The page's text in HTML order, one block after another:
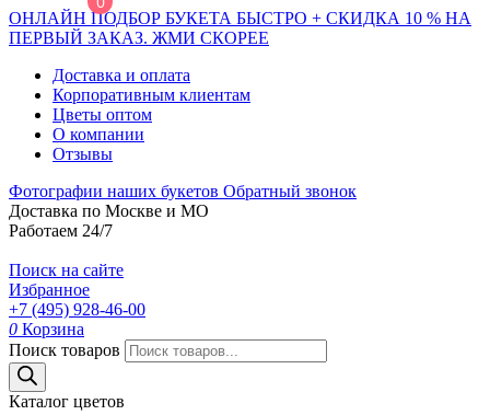
ОНЛАЙН ПОДБОР БУКЕТА БЫСТРО + СКИДКА 10 % НА
ПЕРВЫЙ ЗАКАЗ. ЖМИ СКОРЕЕ
Доставка и оплата
Корпоративным клиентам
Цветы оптом
О компании
Отзывы
Фотографии наших букетов Обратный звонок
Доставка по Москве и МО
Работаем 24/7
Поиск на сайте
Избранное
+7 (495) 928-46-00
0 Корзина
Поиск товаров
Каталог цветов